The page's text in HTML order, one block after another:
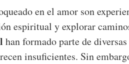
en el amor son
espiritual y explorar
han formado parte de
insuficientes. Sin